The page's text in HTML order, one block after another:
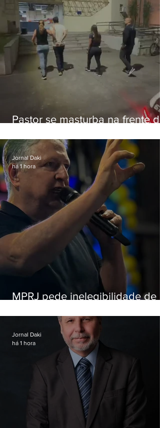
Pastor se masturba na frente de
MPRJ pede inelegibilidade de
Jornal Daki
há 1 hora
Jornal Daki
há 1 hora